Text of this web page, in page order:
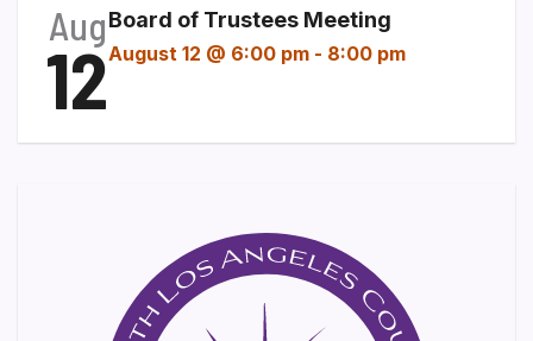
Aug
12
Board of Trustees Meeting
August 12 @ 6:00 pm - 8:00 pm